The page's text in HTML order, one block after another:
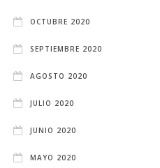
OCTUBRE 2020
SEPTIEMBRE 2020
AGOSTO 2020
JULIO 2020
JUNIO 2020
MAYO 2020